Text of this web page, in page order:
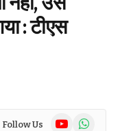
: टीएस
Follow Us YouTubeWhatsApp